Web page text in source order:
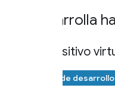
Desarrolla
Dispositivo
Fase de desarrollo